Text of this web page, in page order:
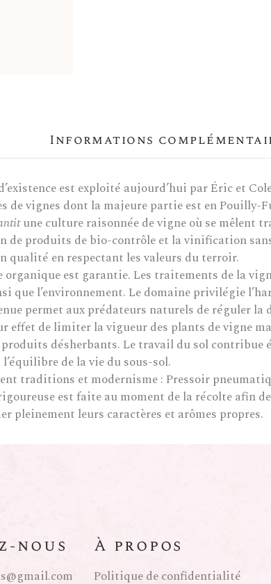
Informations
est exploité aujourd’hui par Éric et
de vignes dont la majeure partie est en Pouilly-
une culture raisonnée de vigne où se mêlent
de produits de bio-contrôle et la vinification
qualité en respectant les valeurs du terroir.
organique est garantie. Les traitements de la
que l’environnement. Le domaine privilégie
permet aux prédateurs naturels de réguler la
effet de limiter la vigueur des plants de vigne
produits désherbants. Le travail du sol
l’équilibre de la vie du sous-sol.
traditions et modernisme : Pressoir
est faite au moment de la récolte afin
pleinement leurs caractères et arômes propres.
nous À propos
Politique de confidentialité